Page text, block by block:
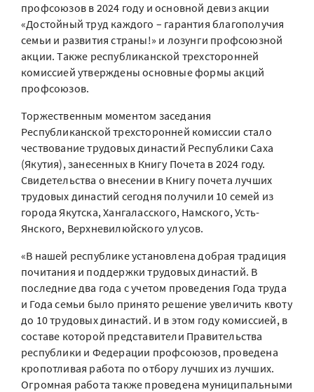
профсоюзов в 2024 году и основной девиз акции
«Достойный труд каждого – гарантия благополучия
семьи и развития страны!» и лозунги профсоюзной
акции. Также республиканской трехсторонней
комиссией утверждены основные формы акций
профсоюзов.
Торжественным моментом заседания
Республиканской трехсторонней комиссии стало
чествование трудовых династий Республики Саха
(Якутия), занесенных в Книгу Почета в 2024 году.
Свидетельства о внесении в Книгу почета лучших
трудовых династий сегодня получили 10 семей из
города Якутска, Хангаласского, Намского, Усть-
Янского, Верхневилюйского улусов.
«В нашей республике установлена добрая традиция
почитания и поддержки трудовых династий. В
последние два года с учетом проведения Года труда
и Года семьи было принято решение увеличить квоту
до 10 трудовых династий. И в этом году комиссией, в
составе которой представители Правительства
республики и Федерации профсоюзов, проведена
кропотливая работа по отбору лучших из лучших.
Огромная работа также проведена муниципальными